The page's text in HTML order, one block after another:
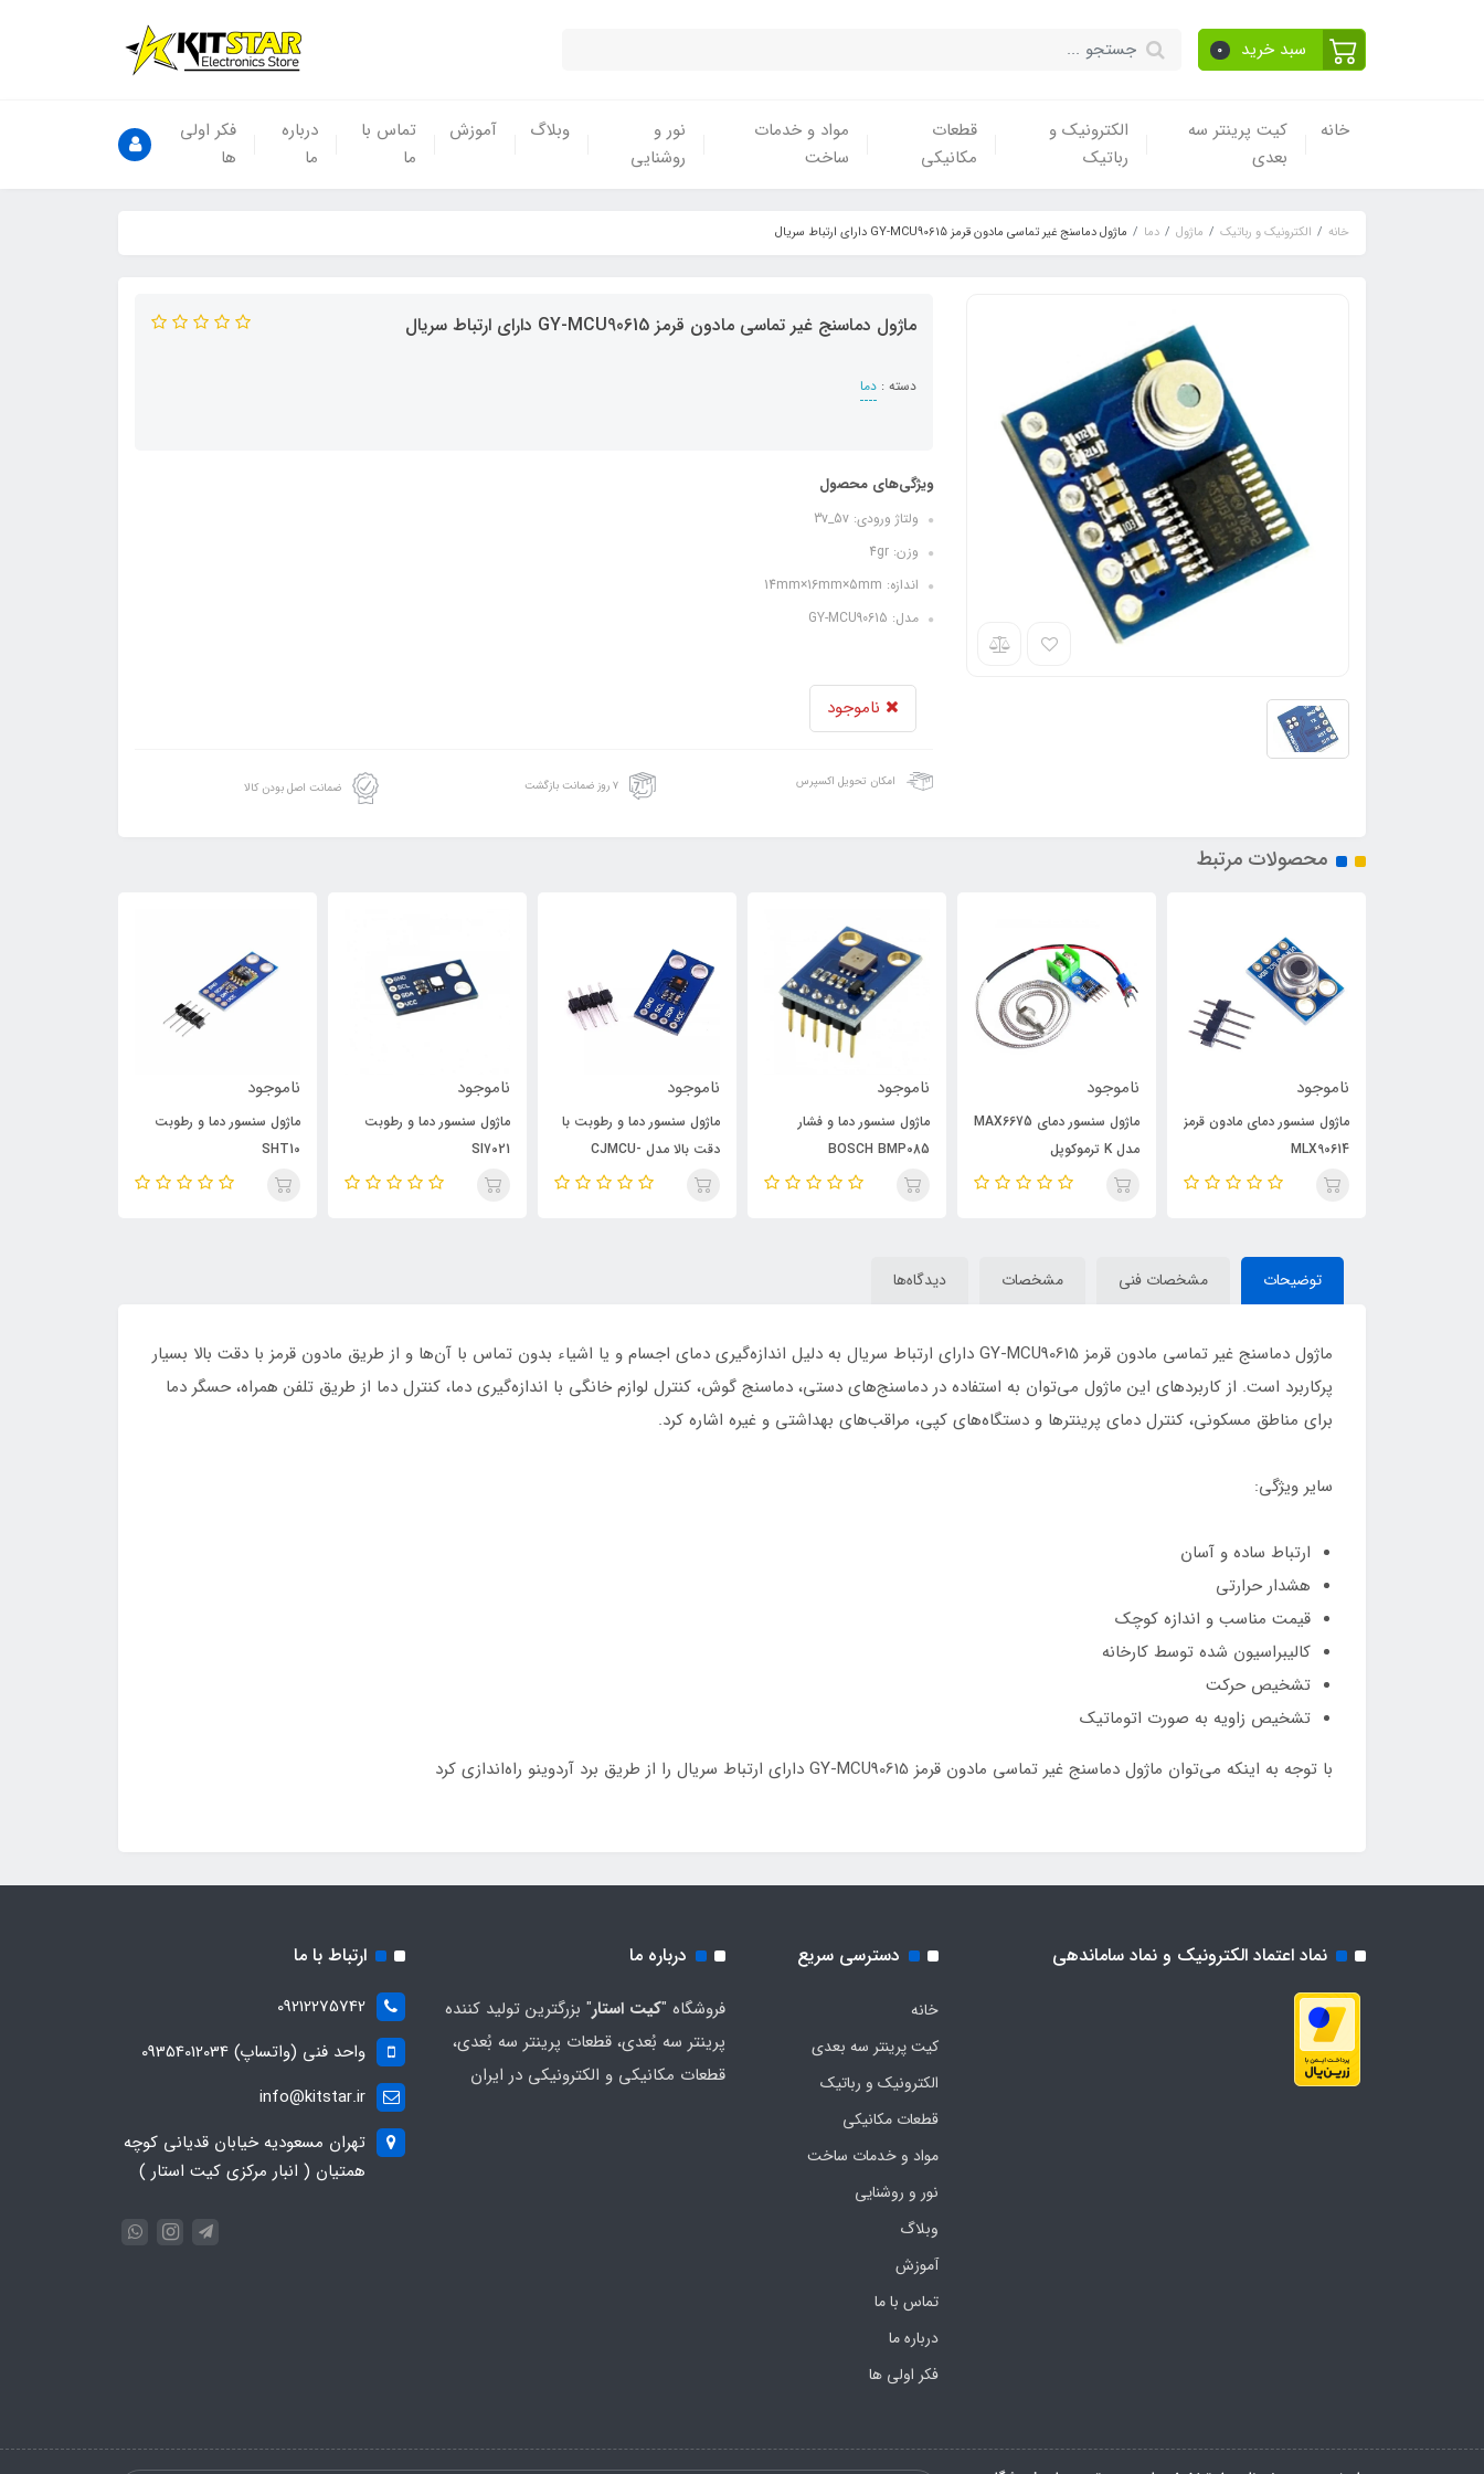
سبد خرید 0
خانه
کیت پرینتر سه
بعدی
الکترونیک و
رباتیک
قطعات
مکانیکی
مواد و خدمات
ساخت
نور و
روشنایی
وبلاگ آموزش
تماس با
ما
درباره
ما
فکر اولی
ها
خانه الکترونیک و رباتیک ماژول دما ماژول دماسنج غیر تماسی مادون قرمز GY-MCU90615 دارای ارتباط سریال
ماژول دماسنج غیر تماسی مادون قرمز GY-MCU90615 دارای ارتباط سریال
دسته : دما
ویژگی‌های محصول
ولتاژ ورودی: 3v_5v
وزن: 4gr
اندازه: 14mm×16mm×5mm
مدل: GY-MCU90615
ناموجود
امکان تحویل اکسپرس ۷ روز ضمانت بازگشت ضمانت اصل بودن کالا
محصولات مرتبط
ناموجود
ماژول سنسور دمای مادون قرمز
MLX90614
ناموجود
ماژول سنسور دمای MAX6675
مدل K ترموکوپل
ناموجود
ماژول سنسور دما و فشار
BOSCH BMP085
ناموجود
ماژول سنسور دما و رطوبت با
دقت بالا مدل CJMCU-
SHT20-TEMT6000
ناموجود
ماژول سنسور دما و رطوبت
SI7021
ناموجود
ماژول سنسور دما و رطوبت
SHT10
توضیحات مشخصات فنی مشخصات دیدگاه‌ها
ماژول دماسنج غیر تماسی مادون قرمز GY-MCU90615 دارای ارتباط سریال به دلیل اندازه‌گیری دمای اجسام و یا اشیاء بدون تماس با آن‌ها و از طریق مادون قرمز با دقت بالا بسیار
پرکاربرد است. از کاربردهای این ماژول می‌توان به استفاده در دماسنج‌های دستی، دماسنج گوش، کنترل لوازم خانگی با اندازه‌گیری دما، کنترل دما از طریق تلفن‌ همراه، حسگر دما
برای مناطق مسکونی، کنترل دمای پرینتر‌ها و دستگاه‌های کپی، مراقب‌های بهداشتی و غیره اشاره کرد.
سایر ویژگی:
ارتباط ساده و آسان
هشدار حرارتی
قیمت مناسب و اندازه کوچک
کالیبراسیون شده توسط کارخانه
تشخیص حرکت
تشخیص زاویه به صورت اتوماتیک
با توجه به اینکه می‌توان ماژول دماسنج غیر تماسی مادون قرمز GY-MCU90615 دارای ارتباط سریال را از طریق برد آردوینو راه‌اندازی کرد
نماد اعتماد الکترونیک و نماد ساماندهی دسترسی سریع
خانه
کیت پرینتر سه بعدی
الکترونیک و رباتیک
قطعات مکانیکی
مواد و خدمات ساخت
نور و روشنایی
وبلاگ
آموزش
تماس با ما
درباره ما
فکر اولی ها
درباره ما
فروشگاه "کیت استار" بزرگترین تولید کننده
پرینتر سه بُعدی، قطعات پرینتر سه بُعدی،
قطعات مکانیکی و الکترونیکی در ایران
ارتباط با ما
09212275742
واحد فنی (واتساپ) 09354012034
info@kitstar.ir
تهران مسعودیه خیابان قدیانی کوچه
همتیان ( انبار مرکزی کیت استار )